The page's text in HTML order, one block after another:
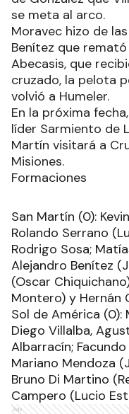
se meta al arco.
Moravec hizo de
Benítez que
Abecasis, que
cruzado, la pelota
volvió a Humeler.
En la próxima
líder Sarmiento de
Martín visitará a
Misiones.
Formaciones
San Martín (0):
Rolando Serrano
Rodrigo Sosa;
Alejandro Benítez
(Oscar
Montero) y Hernán
Sol de América (0):
Diego Villalba,
Albarracín;
Mariano Mendoza
Bruno Di Martino
Campero (Lucio
Ads